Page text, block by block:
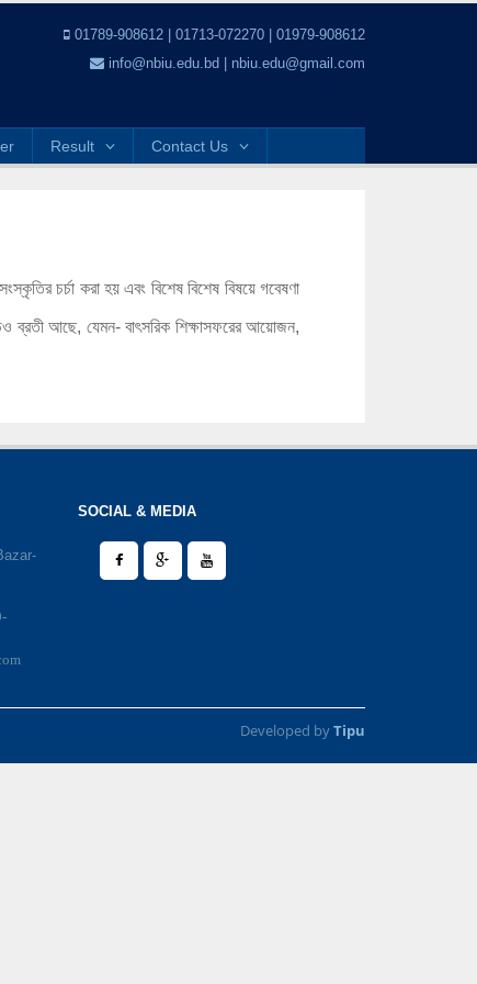
01789-908612 | 01713-072270 | 01979-908612
info@nbiu.edu.bd | nbiu.edu@gmail.com
Result Contact Us
চর্চা করা হয় এবং বিশেষ বিশেষ বিষয়ে গবেষণা
ব্রতী আছে, যেমন- বাৎসরিক শিক্ষাসফরের আয়োজন,
SOCIAL & MEDIA
Developed byTipu